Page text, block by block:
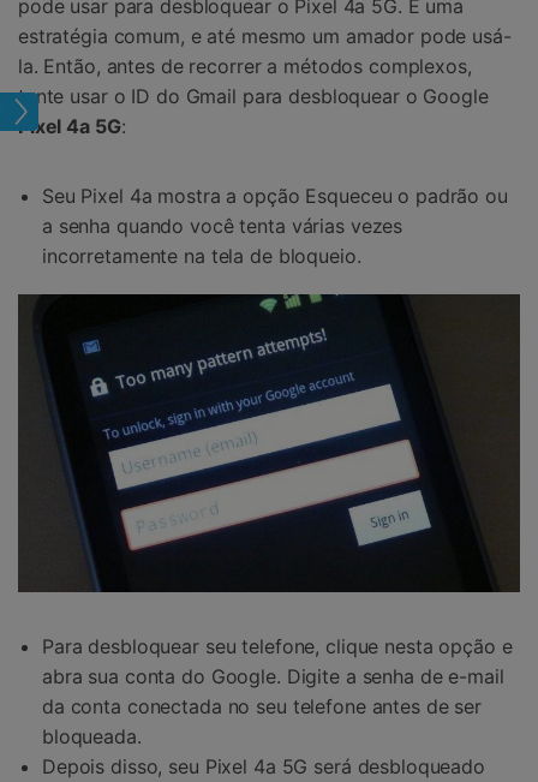
pode usar para desbloquear o Pixel 4a 5G. É uma
estratégia comum, e até mesmo um amador pode usá-
la. Então, antes de recorrer a métodos complexos,
tente usar o ID do Gmail para desbloquear o Google
Pixel 4a 5G:
Seu Pixel 4a mostra a opção Esqueceu o padrão ou
a senha quando você tenta várias vezes
incorretamente na tela de bloqueio.
Para desbloquear seu telefone, clique nesta opção e
abra sua conta do Google. Digite a senha de e-mail
da conta conectada no seu telefone antes de ser
bloqueada.
Depois disso, seu Pixel 4a 5G será desbloqueado